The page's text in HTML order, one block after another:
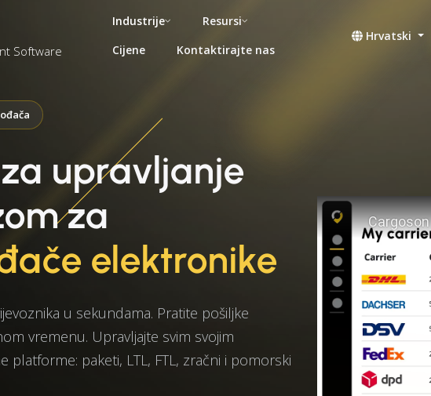
Software
Industrije
Resursi
Cijene
Kontaktirajte nas
Hrvatski
upravljanje
za
elektronike
u sekundama. Pratite pošiljke
vremenu. Upravljajte svim svojim
platforme: paketi, LTL, FTL, zračni i pomorski